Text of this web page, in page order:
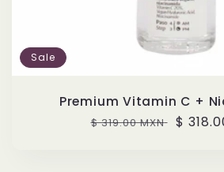
Sale
Premium Vitamin C +
Regular
$ 319.00 MXN
Sale
$